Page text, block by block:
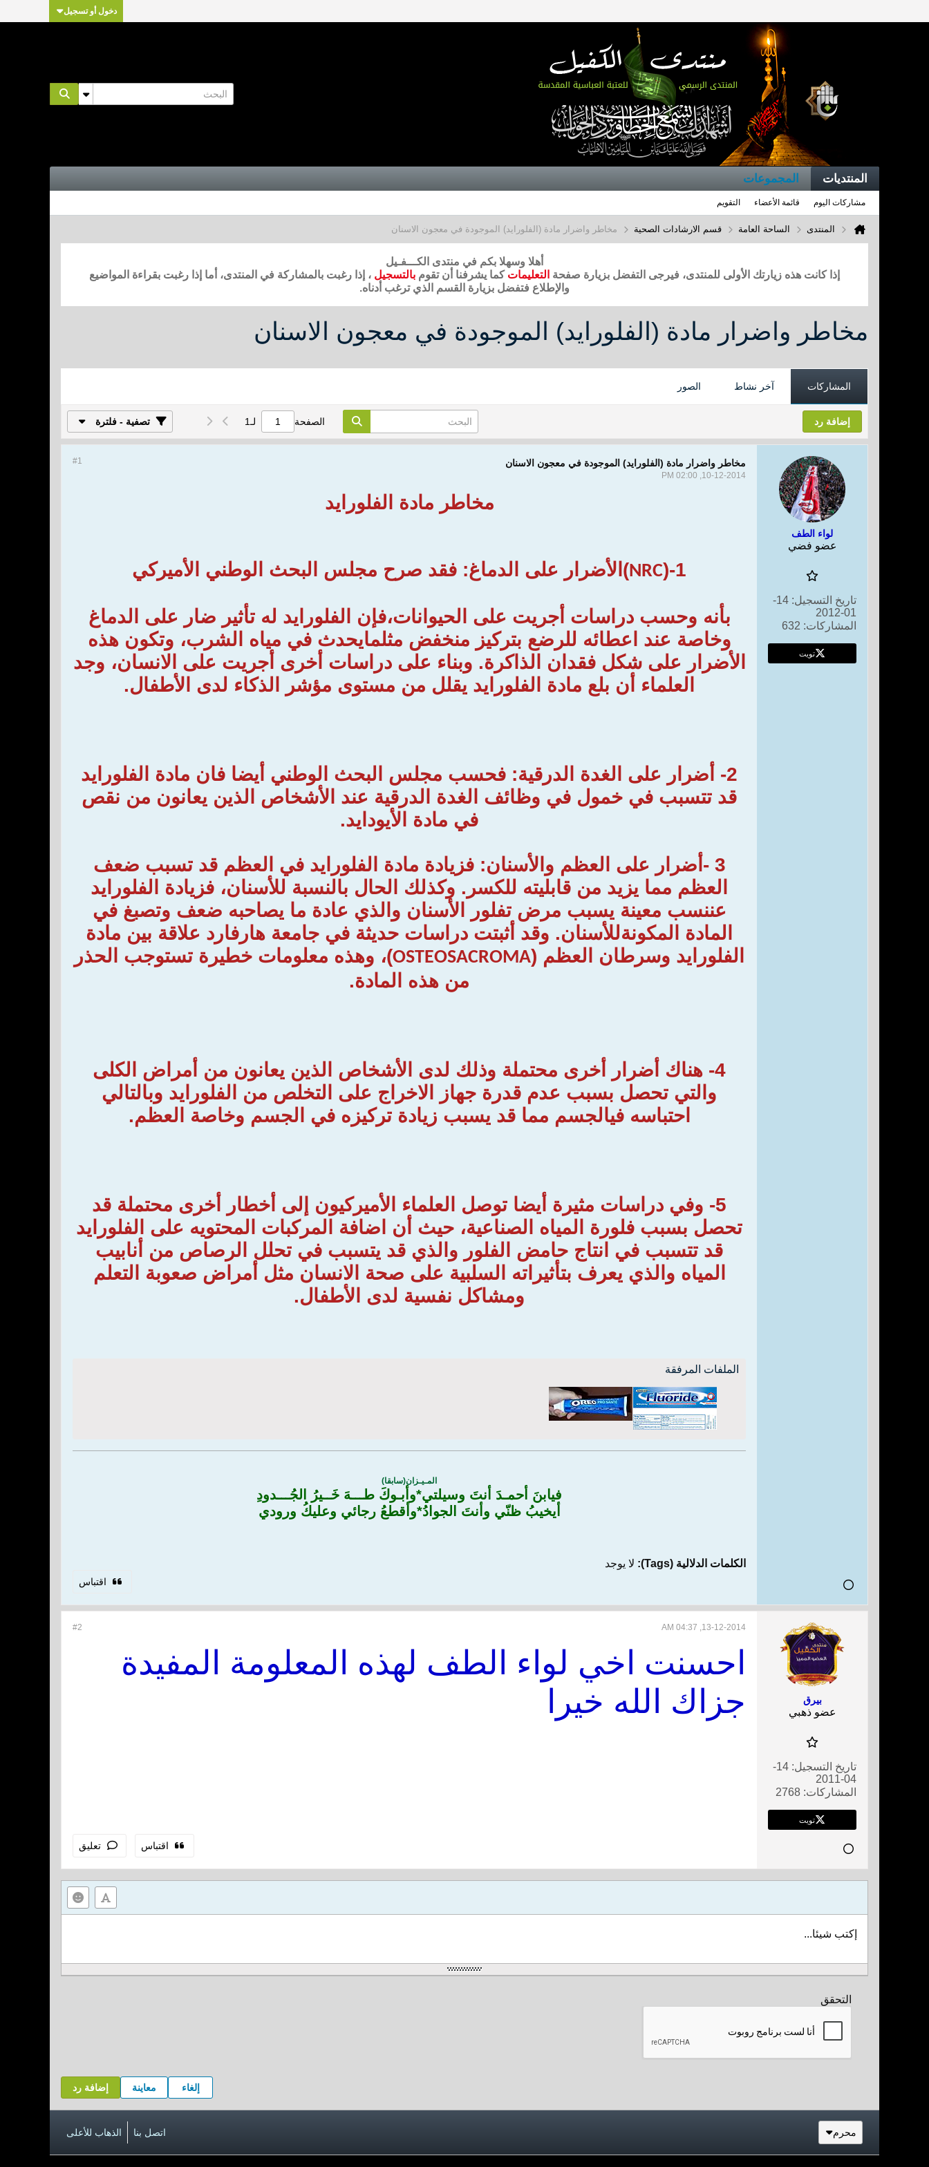
دخول أو تسجيل
المنتديات المجموعات
مشاركات اليوم قائمة الأعضاء التقويم
المنتدى الساحة العامة قسم الارشادات الصحية مخاطر واضرار مادة (الفلورايد) الموجودة في معجون الاسنان
أهلا وسهلا بكم في منتدى الكـــفـيل
إذا كانت هذه زيارتك الأولى للمنتدى، فيرجى التفضل بزيارة صفحة التعليمات كما يشرفنا أن تقوم بالتسجيل ، إذا رغبت بالمشاركة في المنتدى، أما إذا رغبت بقراءة المواضيع
والإطلاع فتفضل بزيارة القسم الذي ترغب أدناه.
مخاطر واضرار مادة (الفلورايد) الموجودة في معجون الاسنان
المشاركات آخر نشاط الصور
إضافة رد الصفحة لـ1 تصفية - فلترة
لواء الطف
عضو فضي
تاريخ التسجيل:
14-
01-2012
المشاركات: 632
تويت
#1 مخاطر واضرار مادة (الفلورايد) الموجودة في معجون الاسنان
10-12-2014, 02:00 PM
مخاطر مادة الفلورايد
1-(
NRC)الأضرار على الدماغ: فقد صرح مجلس البحث الوطني الأميركي
بأنه وحسب دراسات أجريت على الحيوانات،فإن الفلورايد له تأثير ضار على الدماغ
وخاصة عند اعطائه للرضع بتركيز منخفض مثلمايحدث في مياه الشرب، وتكون هذه
الأضرار على شكل فقدان الذاكرة. وبناء على دراسات أخرى أجريت على الانسان، وجد
العلماء أن بلع مادة الفلورايد يقلل من مستوى مؤشر الذكاء لدى الأطفال.
2- أضرار على الغدة الدرقية: فحسب مجلس البحث الوطني أيضا فان مادة الفلورايد
قد تتسبب في خمول في وظائف الغدة الدرقية عند الأشخاص الذين يعانون من نقص
في مادة الأيودايد.
3 -أضرار على العظم والأسنان: فزيادة مادة الفلورايد في العظم قد تسبب ضعف
العظم مما يزيد من قابليته للكسر. وكذلك الحال بالنسبة للأسنان، فزيادة الفلورايد
عننسب معينة يسبب مرض تفلور الأسنان والذي عادة ما يصاحبه ضعف وتصبغ في
المادة المكونةللأسنان. وقد أثبتت دراسات حديثة في جامعة هارفارد علاقة بين مادة
الفلورايد وسرطان العظم (OSTEOSACROMA)، وهذه معلومات خطيرة تستوجب الحذر
من هذه المادة.
4- هناك أضرار أخرى محتملة وذلك لدى الأشخاص الذين يعانون من أمراض الكلى
والتي تحصل بسبب عدم قدرة جهاز الاخراج على التخلص من الفلورايد وبالتالي
احتباسه فيالجسم مما قد يسبب زيادة تركيزه في الجسم وخاصة العظم.
5- وفي دراسات مثيرة أيضا توصل العلماء الأميركيون إلى أخطار أخرى محتملة قد
تحصل بسبب فلورة المياه الصناعية، حيث أن اضافة المركبات المحتويه على الفلورايد
قد تتسبب في انتاج حامض الفلور والذي قد يتسبب في تحلل الرصاص من أنابيب
المياه والذي يعرف بتأثيراته السلبية على صحة الانسان مثل أمراض صعوبة التعلم
ومشاكل نفسية لدى الأطفال.
الملفات المرفقة
المـيـزان(سابقا)
فيابنَ أحمـدَ أنتَ وسيلتي*وأبـوكَ طـــهَ خَــيرُ الجُـــدودِ
أيخيبُ ظنّي وأنتَ الجوادُ*وأقطعُ رجائي وعليكُ ورودي
الكلمات الدلالية (Tags): لا يوجد
اقتباس
بيرق
عضو ذهبي
تاريخ التسجيل:
14-
04-2011
المشاركات: 2768
تويت
#2 13-12-2014, 04:37 AM
احسنت اخي لواء الطف لهذه المعلومة المفيدة
جزاك الله خيرا
اقتباس تعليق
إكتب شيئا...
التحقق
إضافة رد معاينة إلغاء
محرم اتصل بنا الذهاب للأعلى